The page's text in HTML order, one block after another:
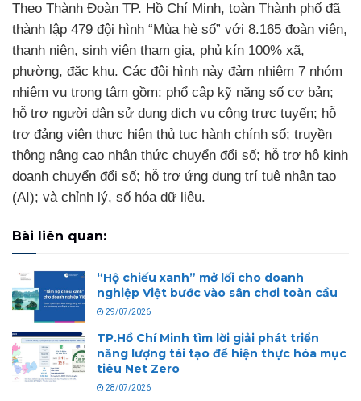
Theo Thành Đoàn TP. Hồ Chí Minh, toàn Thành phố đã
thành lập 479 đội hình “Mùa hè số” với 8.165 đoàn viên,
thanh niên, sinh viên tham gia, phủ kín 100% xã,
phường, đặc khu. Các đội hình này đảm nhiệm 7 nhóm
nhiệm vụ trọng tâm gồm: phổ cập kỹ năng số cơ bản;
hỗ trợ người dân sử dụng dịch vụ công trực tuyến; hỗ
trợ đảng viên thực hiện thủ tục hành chính số; truyền
thông nâng cao nhận thức chuyển đổi số; hỗ trợ hộ kinh
doanh chuyển đổi số; hỗ trợ ứng dụng trí tuệ nhân tạo
(AI); và chỉnh lý, số hóa dữ liệu.
Bài liên quan:
“Hộ chiếu xanh” mở lối cho doanh
nghiệp Việt bước vào sân chơi toàn cầu
29/07/2026
TP.Hồ Chí Minh tìm lời giải phát triển
năng lượng tái tạo để hiện thực hóa mục
tiêu Net Zero
28/07/2026